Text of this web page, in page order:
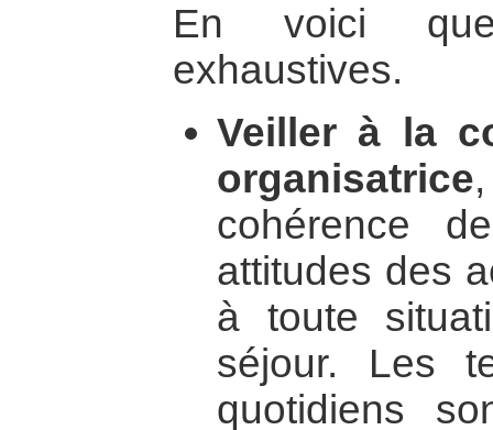
En voici
exhaustives.
Veiller à la
organisatrice
cohérence
attitudes des
à toute
séjour. Les
quotidiens